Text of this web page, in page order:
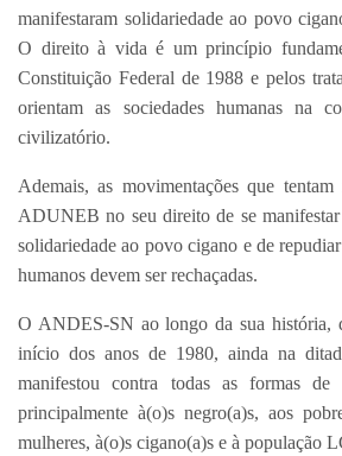
manifestaram solidariedade ao povo
O direito à vida é um princípio
Constituição Federal de 1988 e pelos
orientam as sociedades humanas na
civilizatório.
Ademais, as movimentações que
ADUNEB no seu direito de se
solidariedade ao povo cigano e de
humanos devem ser rechaçadas.
O ANDES-SN ao longo da sua história,
início dos anos de 1980, ainda na
manifestou contra todas as formas de
principalmente à(o)s negro(a)s, aos
mulheres, à(o)s cigano(a)s e à população